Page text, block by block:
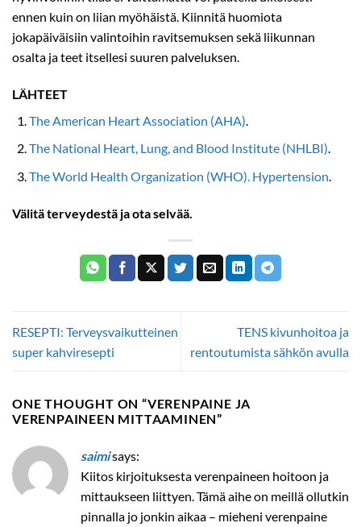
ennen kuin on liian myöhäistä. Kiinnitä huomiota
jokapäiväisiin valintoihin ravitsemuksen sekä liikunnan
osalta ja teet itsellesi suuren palveluksen.
LÄHTEET
The American Heart Association (AHA)
The National Heart, Lung, and Blood Institute (NHLBI).
The World Health Organization (WHO). Hypertension
Välitä terveydestä ja ota selvää.
RESEPTI: Terveysvaikutteinen
super kahviresepti
TENS kivunhoitoa ja
rentoutumista sähkön avulla
ONE THOUGHT ON “VERENPAINE JA
VERENPAINEEN MITTAAMINEN”
saimisays:
Kiitos kirjoituksesta verenpaineen hoitoon ja
mittaukseen liittyen. Tämä aihe on meillä ollutkin
pinnalla jo jonkin aikaa – mieheni verenpaine